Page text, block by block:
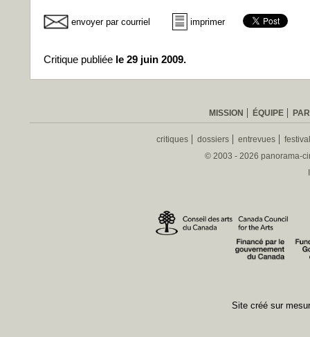
envoyer par courriel imprimer
Critique publiée le 29 juin 2009.
MISSION ÉQUIPE
critiques dossiers entrevues
© 2003 - 2026 panorama-
Site créé sur